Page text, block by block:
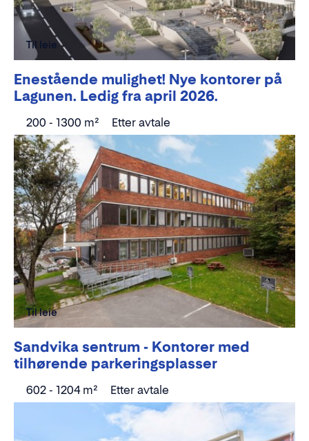
Enestående mulighet! Nye kontorer på
Lagunen. Ledig fra april 2026.
200 - 1300 m² Etter avtale
Til leie
Sandvika sentrum - Kontorer med
tilhørende parkeringsplasser
602 - 1204 m² Etter avtale
Til leie